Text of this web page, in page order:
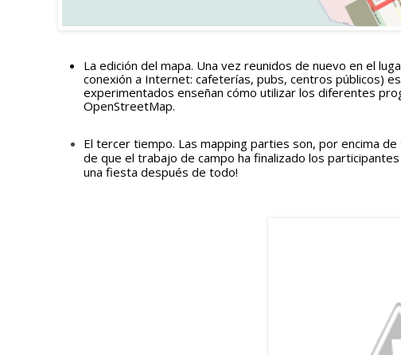
La edición del mapa. Una vez reunidos de nuevo en el
conexión a Internet: cafeterías, pubs, centros públicos)
experimentados enseñan cómo utilizar los diferentes
OpenStreetMap.
El tercer tiempo. Las mapping parties son, por encima
de que el trabajo de campo ha finalizado los
una fiesta después de todo!